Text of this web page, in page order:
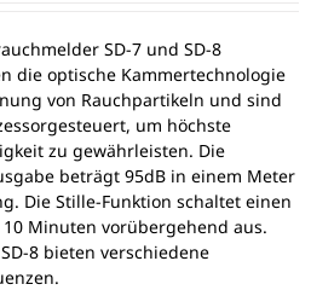
SD-7 und SD-8
die optische Kammertechnologie
von Rauchpartikeln und sind
um höchste
zu gewährleisten. Die
beträgt 95dB in einem Meter
Die Stille-Funktion schaltet einen
Minuten vorübergehend aus.
8 bieten verschiedene